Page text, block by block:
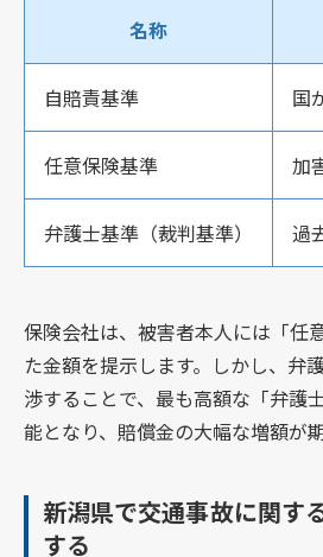
名称
自賠責基準 国
任意保険基準 加
弁護士基準（裁判基準） 過
保険会社は、被害者本人には「任
た金額を提示します。しかし、弁
渉することで、最も高額な「弁護
能となり、賠償金の大幅な増額が
新潟県で交通事故に関す
する